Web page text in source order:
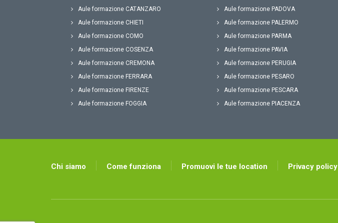
Aule formazione CATANZARO
Aule formazione CHIETI
Aule formazione COMO
Aule formazione COSENZA
Aule formazione CREMONA
Aule formazione FERRARA
Aule formazione FIRENZE
Aule formazione FOGGIA
Aule formazione PADOVA
Aule formazione PALERMO
Aule formazione PARMA
Aule formazione PAVIA
Aule formazione PERUGIA
Aule formazione PESARO
Aule formazione PESCARA
Aule formazione PIACENZA
Chi siamo Come funziona Promuovi le tue location Privacy policy